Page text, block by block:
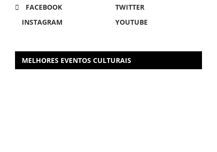
FACEBOOK
TWITTER
INSTAGRAM
YOUTUBE
MELHORES EVENTOS CULTURAIS